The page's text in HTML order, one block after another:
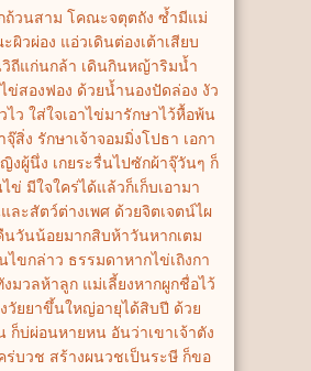
ถ้วนสาม โคณะจตุตถัง ซ้ำมีแม่
ผิวผ่อง แอ่วเดินต่องเต้าเสียบ
ถีแก่นกล้า เดินกินหญ้าริมน้ำ
ข่สองฟอง ด้วยน้ำนองปัดล่อง งัว
ไว ใส่ใจเอาไข่มารักษาไว้หื้อพ้น
สิ่ง รักษาเจ้าจอมมิ่งโปธา เอกา
งผู้นึ่ง เกยระรื่นไปซักผ้าจุ๊วันๆ ก็
ข่ มีใจใคร่ได้แล้วก็เก็บเอามา
ละสัตว์ต่างเพศ ด้วยจิตเจตน์ไผ
วันน้อยมากสิบห้าวันหากเตม
ขกล่าว ธรรมดาหากไข่เถิงกา
มวลห้าลูก แม่เลี้ยงหากผูกชื่อไว้
วัยยาขึ้นใหญ่อายุได้สิบปี ด้วย
ก็บ่ผ่อนหายหน อันว่าเขาเจ้าตัง
ร่บวช สร้างผนวชเป็นระษี ก็ขอ